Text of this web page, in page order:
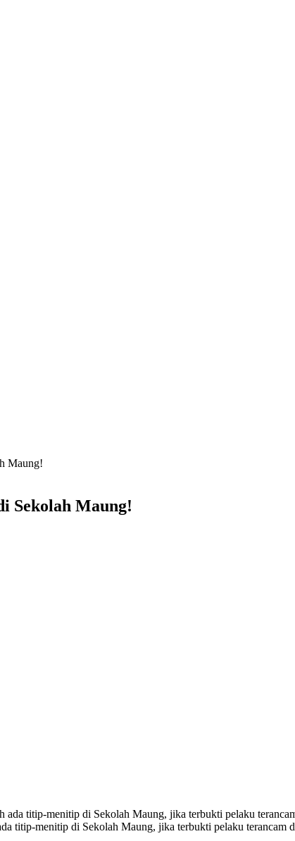
Maung!
Sekolah Maung!
titip-menitip di Sekolah Maung, jika terbukti pelaku terancam